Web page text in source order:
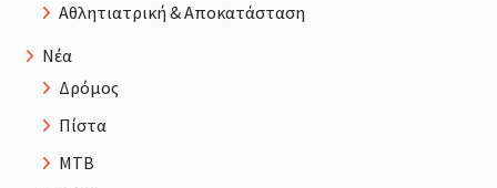
Αθλητιατρική & Αποκατάσταση
Νέα
Δρόμος
Πίστα
MTB